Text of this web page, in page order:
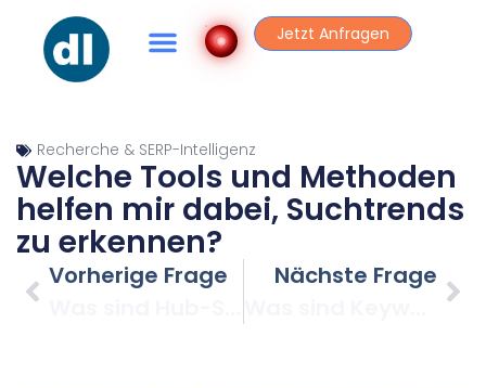
Jetzt Anfragen
Recherche & SERP-Intelligenz
Welche Tools und Methoden
helfen mir dabei, Suchtrends
zu erkennen?
Vorherige Frage
Nächste Frage